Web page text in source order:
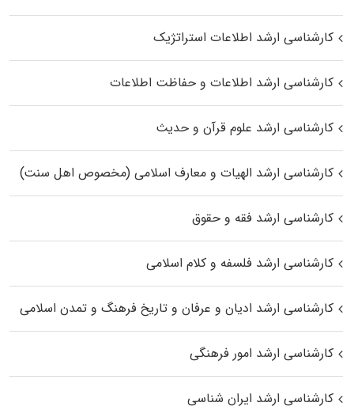
کارشناسی ارشد اطلاعات استراتژیک
کارشناسی ارشد اطلاعات و حفاظت اطلاعات
کارشناسی ارشد علوم قرآن و حدیث
کارشناسی ارشد الهیات و معارف اسلامی (مخصوص اهل سنت)
کارشناسی ارشد فقه و حقوق
کارشناسی ارشد فلسفه و کلام اسلامی
کارشناسی ارشد ادیان و عرفان و تاریخ فرهنگ و تمدن اسلامی
کارشناسی ارشد امور فرهنگی
کارشناسی ارشد ایران شناسی